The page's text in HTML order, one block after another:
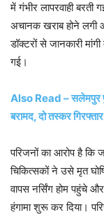
में गंभीर लापरवाही
अचानक खराब होने
डॉक्टरों से जानकारी
गई।
Also Read – सलेमपुर
बरामद, दो तस्कर गिरफ्तार
परिजनों का आरोप है कि
चिकित्सकों ने उसे मृत
वापस नर्सिंग होम पहुंचे
हंगामा शुरू कर दिया।